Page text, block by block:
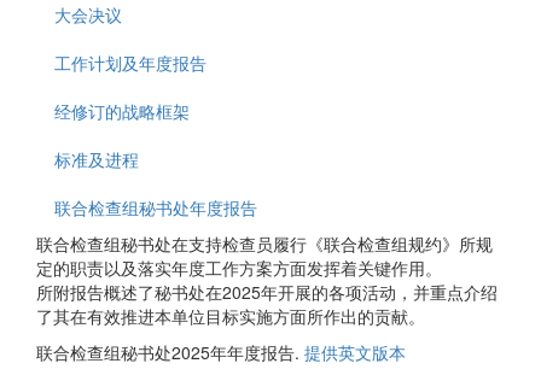
大会决议
工作计划及年度报告
经修订的战略框架
标准及进程
联合检查组秘书处年度报告
联合检查组秘书处在支持检查员履行《联合检查组规约》所规
定的职责以及落实年度工作方案方面发挥着关键作用。
所附报告概述了秘书处在2025年开展的各项活动，并重点介绍
了其在有效推进本单位目标实施方面所作出的贡献。
联合检查组秘书处2025年年度报告. 提供英文版本